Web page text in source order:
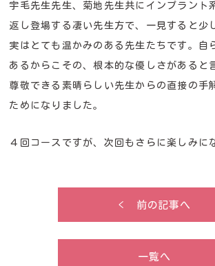
宇毛先生先生、菊地先生共にインプラント
返し登場する凄い先生方で、一見すると少
実はとても温かみのある先生たちです。自
あるからこその、根本的な優しさがあると
尊敬できる素晴らしい先生からの直接の手
ためになりました。
４回コースですが、次回もさらに楽しみに
< 前の記事へ
一覧へ